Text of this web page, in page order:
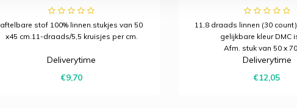
aftelbare stof 100% linnen.stukjes van 50
x45 cm.11-draads/5,5 kruisjes per cm.
Deliverytime
€9,70
11,8 draads linnen (30
gelijkbare kleur DMC
Afm. stuk van 50 x
Deliverytime
€12,05